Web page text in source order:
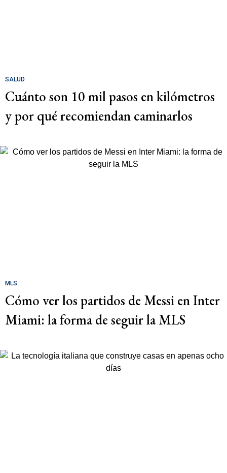
SALUD
Cuánto son 10 mil pasos en kilómetros
y por qué recomiendan caminarlos
MLS
Cómo ver los partidos de Messi en Inter
Miami: la forma de seguir la MLS